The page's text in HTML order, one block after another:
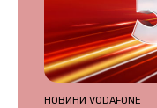
НОВИНИ VODAFONE